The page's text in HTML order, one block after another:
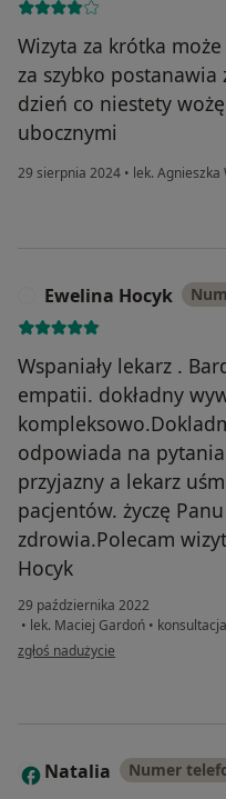
Wizyta za krótka
za szybko postanawia
dzień co niestety
ubocznymi
29 sierpnia 2024 • lek. Agnieszka
Ewelina Hocyk
Wspaniały lekarz .
empatii. dokładny
odpowiada na
przyjazny a lekarz
pacjentów. życzę
zdrowia.Polecam
Hocyk
29 października 2022
• lek. Maciej Gardoń •
w opinii użytkownika Ewelina Hocyk
zgłoś nadużycie
N Natalia Numer